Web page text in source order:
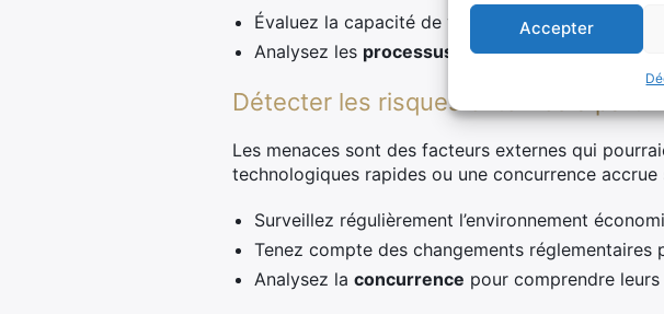
Accepter
Évaluez la capacité de votre équipe à atteindre
Analysez les processus internessusceptibles
Détecter les risques externes à partir
Les menaces sont des facteurs externes qui
technologiques rapides ou une concurrence
Surveillez régulièrement l’environnement
Tenez compte des changements
Analysez la concurrence pour comprendre